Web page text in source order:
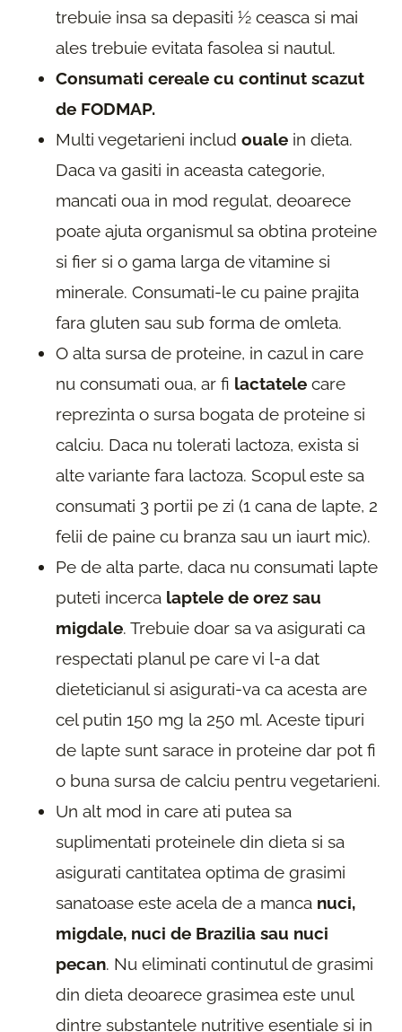
trebuie insa sa depasiti ½ ceasca si mai
ales trebuie evitata fasolea si nautul.
Consumati cereale cu continut scazut
de FODMAP.
Multi vegetarieni includ ouale in dieta.
Daca va gasiti in aceasta categorie,
mancati oua in mod regulat, deoarece
poate ajuta organismul sa obtina proteine
​​si fier si o gama larga de vitamine si
minerale. Consumati-le cu paine prajita
fara gluten sau sub forma de omleta.
O alta sursa de proteine, in cazul in care
nu consumati oua, ar fi lactatele care
reprezinta o sursa bogata de proteine si
calciu. Daca nu tolerati lactoza, exista si
alte variante fara lactoza. Scopul este sa
consumati 3 portii pe zi (1 cana de lapte, 2
felii de paine cu branza sau un iaurt mic).
Pe de alta parte, daca nu consumati lapte
puteti incerca laptele de orez sau
migdale. Trebuie doar sa va asigurati ca
respectati planul pe care vi l-a dat
dieteticianul si asigurati-va ca acesta are
cel putin 150 mg la 250 ml. Aceste tipuri
de lapte sunt sarace in proteine dar pot fi
o buna sursa de calciu pentru vegetarieni.
Un alt mod in care ati putea sa
suplimentati proteinele din dieta si sa
asigurati cantitatea optima de grasimi
sanatoase este acela de a manca nuci,
migdale, nuci de Brazilia sau nuci
pecan. Nu eliminati continutul de grasimi
din dieta deoarece grasimea este unul
dintre substantele nutritive esentiale si in